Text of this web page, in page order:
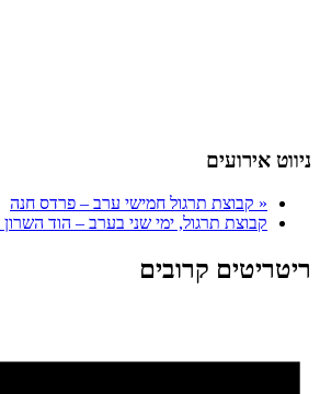
ניווט אירועים
« קבוצת תרגול חמישי ערב – פרדס חנה
קבוצת תרגול, ימי שני בערב – הוד השרון
ריטריטים קרובים